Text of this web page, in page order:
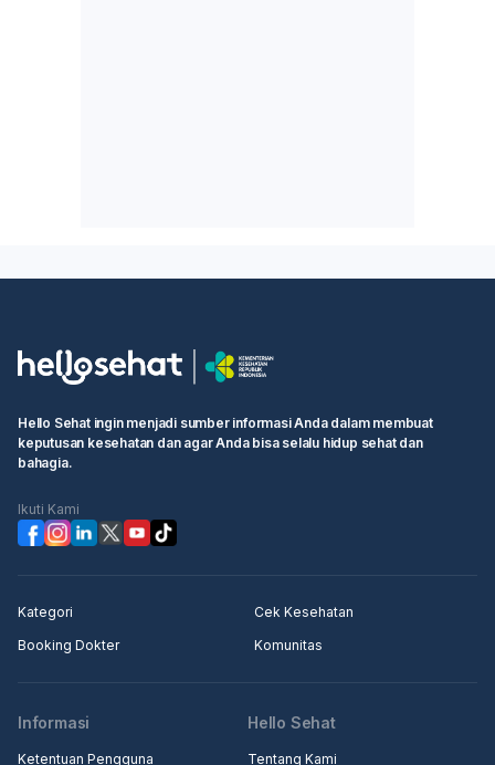
Hello Sehat ingin menjadi sumber informasi Anda dalam membuat
keputusan kesehatan dan agar Anda bisa selalu hidup sehat dan
bahagia.
Ikuti Kami
Kategori
Cek Kesehatan
Booking Dokter
Komunitas
Informasi
Ketentuan Pengguna
Hello Sehat
Tentang Kami